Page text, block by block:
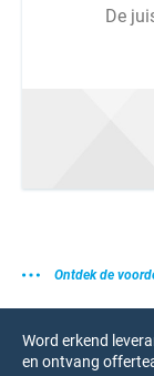
De
Ontdek de
Word erkend
en ontvang